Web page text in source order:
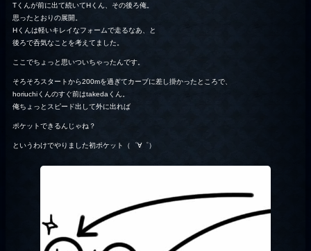
Tくんが前に出て続いてHくん、その後ろ俺。
思ったとおりの展開。
Hくんは軽いキレイなフォームで走るなあ、と
後ろで呑気なことを考えてました。
ここでちょっと思いついちゃったんです。
そろそろスタートから200mを過ぎてカーブに差し掛かったところで、
horiuchiくんのすぐ前はtakedaくん。
俺ちょっとスピード出して外に出れば
ポケットできるんじゃね？
というわけでやりました初ポケット（゜∀゜）